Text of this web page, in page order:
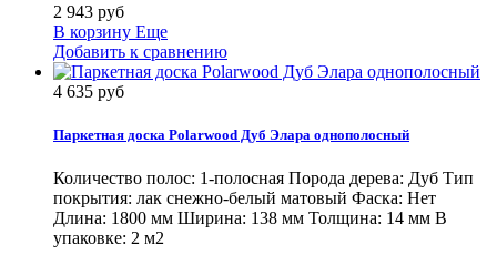
2 943 руб
В корзину Еще
Добавить к сравнению
4 635 руб
Паркетная доска Polarwood Дуб Элара однополосный
Количество полос: 1-полосная Порода дерева: Дуб Тип
покрытия: лак снежно-белый матовый Фаска: Нет
Длина: 1800 мм Ширина: 138 мм Толщина: 14 мм В
упаковке: 2 м2